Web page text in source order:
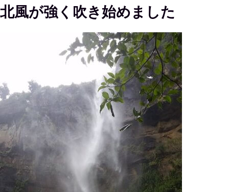
北風が強く吹き始めました